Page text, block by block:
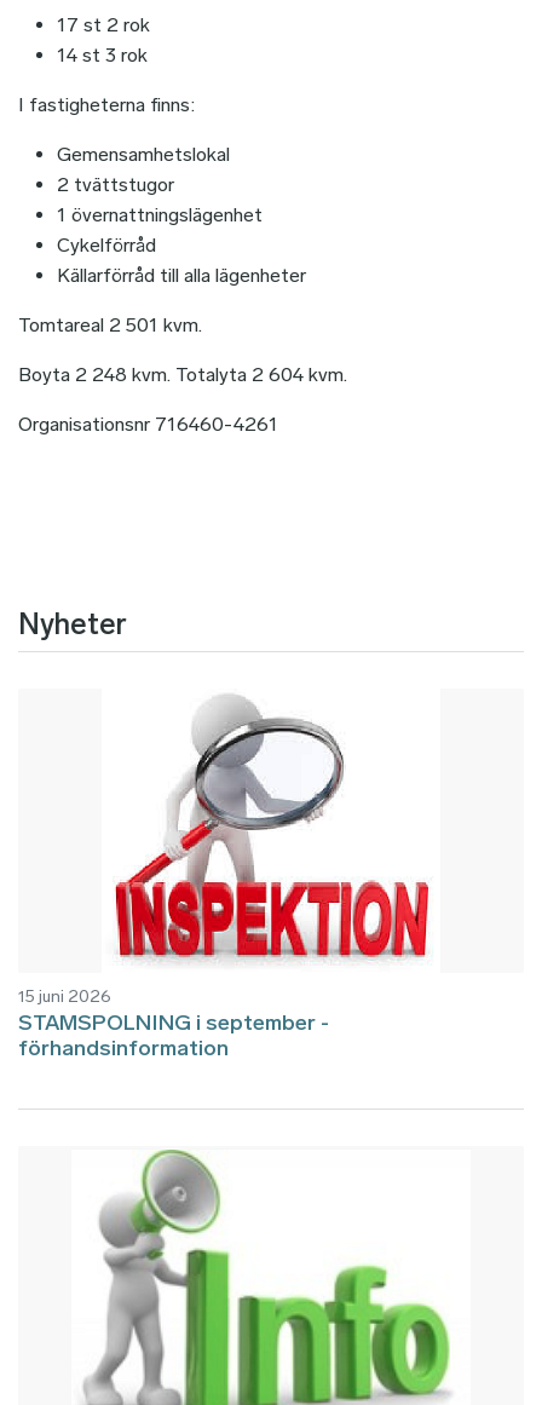
17 st 2 rok
14 st 3 rok
I fastigheterna finns:
Gemensamhetslokal
2 tvättstugor
1 övernattningslägenhet
Cykelförråd
Källarförråd till alla lägenheter
Tomtareal 2 501 kvm.
Boyta 2 248 kvm. Totalyta 2 604 kvm.
Organisationsnr 716460-4261
Nyheter
15 juni 2026
STAMSPOLNING i september -
förhandsinformation